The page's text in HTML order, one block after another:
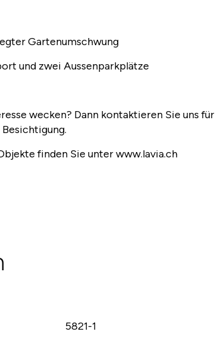
Gartenumschwung
und zwei Aussenparkplätze
wecken? Dann kontaktieren Sie uns für
finden Sie unter www.lavia.ch
5821-1